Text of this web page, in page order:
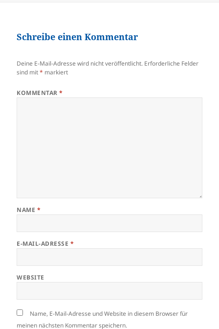
Schreibe einen Kommentar
Deine E-Mail-Adresse wird nicht veröffentlicht. Erforderliche Felder
sind mit* markiert
KOMMENTAR*
NAME *
E-MAIL-ADRESSE *
WEBSITE
Name, E-Mail-Adresse und Website in diesem Browser für
meinen nächsten Kommentar speichern.